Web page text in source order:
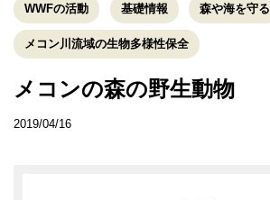
WWFの活動 基礎情報 森や海を守る
メコン川流域の生物多様性保全
メコンの森の野生動物
2019/04/16